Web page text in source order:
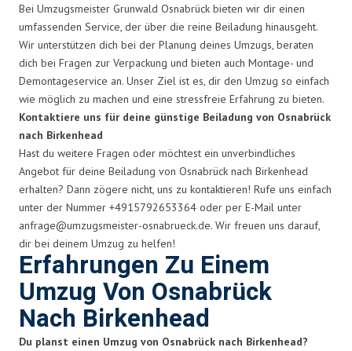
Bei Umzugsmeister Grunwald Osnabrück bieten wir dir einen
umfassenden Service, der über die reine Beiladung hinausgeht.
Wir unterstützen dich bei der Planung deines Umzugs, beraten
dich bei Fragen zur Verpackung und bieten auch Montage- und
Demontageservice an. Unser Ziel ist es, dir den Umzug so einfach
wie möglich zu machen und eine stressfreie Erfahrung zu bieten.
Kontaktiere uns für deine günstige Beiladung von Osnabrück
nach Birkenhead
Hast du weitere Fragen oder möchtest ein unverbindliches
Angebot für deine Beiladung von Osnabrück nach Birkenhead
erhalten? Dann zögere nicht, uns zu kontaktieren! Rufe uns einfach
unter der Nummer +4915792653364 oder per E-Mail unter
anfrage@umzugsmeister-osnabrueck.de. Wir freuen uns darauf,
dir bei deinem Umzug zu helfen!
Erfahrungen Zu Einem
Umzug Von Osnabrück
Nach Birkenhead
Du planst einen Umzug von Osnabrück nach Birkenhead?